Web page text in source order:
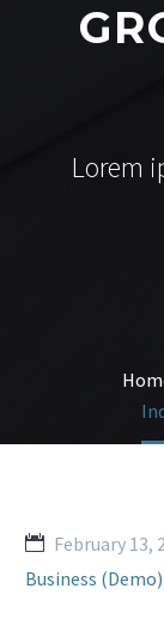
Lorem
February 13,
Business (Demo)